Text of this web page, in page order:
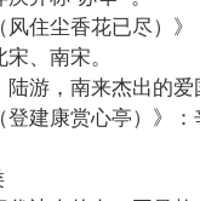
住尘香花已尽）》
、南宋。
，南来杰出的爱
建康赏心亭）》：